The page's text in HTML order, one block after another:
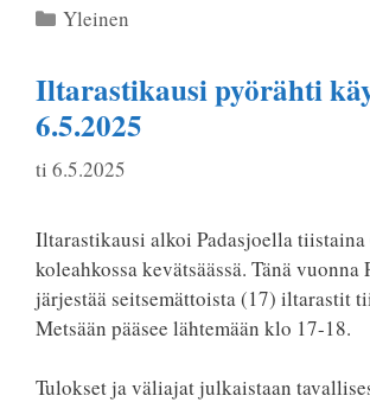
Kategoriat
Yleinen
Iltarastikausi pyörähti
6.5.2025
ti 6.5.2025
Iltarastikausi alkoi Padasjoella tiistaina
koleahkossa kevätsäässä. Tänä vuonna
järjestää seitsemättoista (17) iltarastit
Metsään pääsee lähtemään klo 17-18.
Tulokset ja väliajat julkaistaan